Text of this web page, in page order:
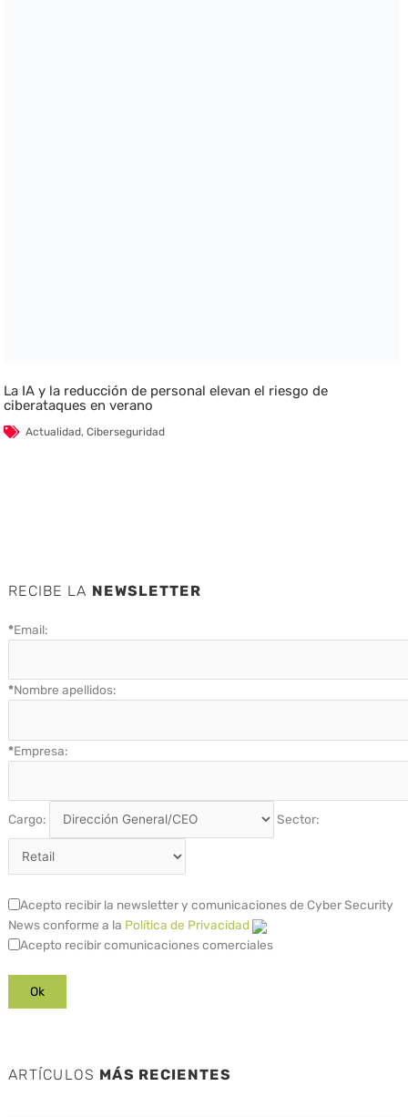
La IA y la reducción de personal elevan el riesgo de
ciberataques en verano
Actualidad,Ciberseguridad
RECIBE LA NEWSLETTER
*Email:
*Nombre apellidos:
*Empresa:
Cargo: Sector:
Acepto recibir la newsletter y comunicaciones de Cyber Security
News conforme a la Política de Privacidad
Acepto recibir comunicaciones comerciales
ARTÍCULOS MÁS RECIENTES